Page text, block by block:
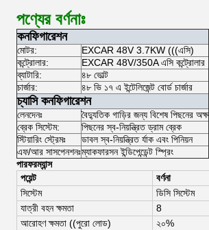
পণ্যের বর্ণনাঃ
কনফিগারেশন
মোটর:
EXCAR 48V 3.7KW (((এসি)
কন্ট্রোলার:
EXCAR 48V/350A এসি কন্ট্রোলার
ব্যাটারি:
৪৮ ভোল্ট
চার্জার:
৪৮ ভি ১৭ এ ইন্টেলিজেন্ট বোর্ড চার্জার
চ্যাসি কনফিগারেশন
লেনদেনঃ
বৈদ্যুতিক গাড়ির জন্য বিশেষ পিছনের অক্ষ
ব্রেক সিস্টেম:
পিছনের স্ব-নিয়ন্ত্রিত ড্রাম ব্রেক
স্টিয়ারিং স্ট্রেমঃ
ডাবল স্ব-নিয়ন্ত্রিত র্যাক এবং পিনিয়ন
এফ/আর সাসপেনশনঃম্যাকফারসন ইন্ডিপেন্ডেন্ট স্প্রিং
পারফরম্যান্স
পয়েন্ট
বর্ণনা
সিস্টেম
ডিসি সিস্টেম
যাত্রী বহন ক্ষমতা
8
আরোহণ ক্ষমতা ((পুরো লোড)
২০%